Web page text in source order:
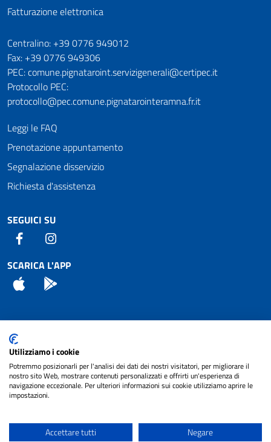
Fatturazione elettronica
Numeri utili
Centralino: +39 0776 949012
Fax: +39 0776 949306
PEC: comune.pignataroint.servizigenerali@certipec.it
Protocollo PEC:
protocollo@pec.comune.pignatarointeramna.fr.it
Leggi le FAQ
Prenotazione appuntamento
Segnalazione disservizio
Richiesta d'assistenza
SEGUICI SU
Facebook
SCARICA L'APP
App Store
Attuazione Misure PNRR
Piano di miglioramento del sito
Note legali
cura diNET SMART
Utilizziamo i cookie
Potremmo posizionarli per l'analisi dei dati dei nostri visitatori, per migliorare il
nostro sito Web, mostrare contenuti personalizzati e offrirti un'esperienza di
navigazione eccezionale. Per ulteriori informazioni sui cookie utilizziamo aprire le
impostazioni.
Accettare tutti Negare